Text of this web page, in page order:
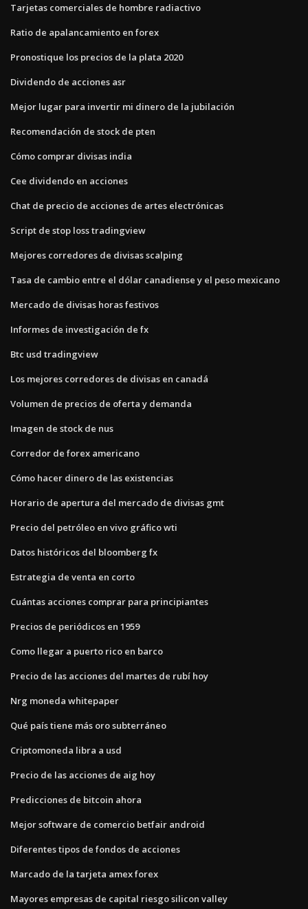
Tarjetas comerciales de hombre radiactivo
Ratio de apalancamiento en forex
Pronostique los precios de la plata 2020
Dividendo de acciones asr
Mejor lugar para invertir mi dinero de la jubilación
Recomendación de stock de pten
Cómo comprar divisas india
Cee dividendo en acciones
Chat de precio de acciones de artes electrónicas
Script de stop loss tradingview
Mejores corredores de divisas scalping
Tasa de cambio entre el dólar canadiense y el peso mexicano
Mercado de divisas horas festivos
Informes de investigación de fx
Btc usd tradingview
Los mejores corredores de divisas en canadá
Volumen de precios de oferta y demanda
Imagen de stock de nus
Corredor de forex americano
Cómo hacer dinero de las existencias
Horario de apertura del mercado de divisas gmt
Precio del petróleo en vivo gráfico wti
Datos históricos del bloomberg fx
Estrategia de venta en corto
Cuántas acciones comprar para principiantes
Precios de periódicos en 1959
Como llegar a puerto rico en barco
Precio de las acciones del martes de rubí hoy
Nrg moneda whitepaper
Qué país tiene más oro subterráneo
Criptomoneda libra a usd
Precio de las acciones de aig hoy
Predicciones de bitcoin ahora
Mejor software de comercio betfair android
Diferentes tipos de fondos de acciones
Marcado de la tarjeta amex forex
Mayores empresas de capital riesgo silicon valley